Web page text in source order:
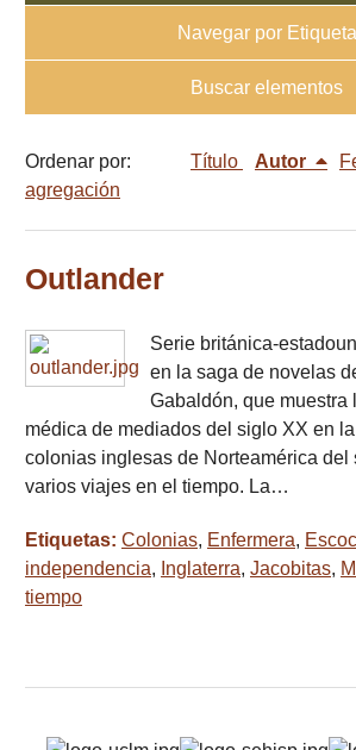
Navegar por Etiqueta
Buscar elementos
Ordenar por: Título Autor
agregación
Outlander
Serie británica-
en la saga de novelas
Gabaldón, que muestra
médica de mediados del siglo XX en
colonias inglesas de Norteamérica del
varios viajes en el tiempo. La…
Etiquetas: Colonias, Enfermera,
independencia, Inglaterra, Jacobitas,
tiempo